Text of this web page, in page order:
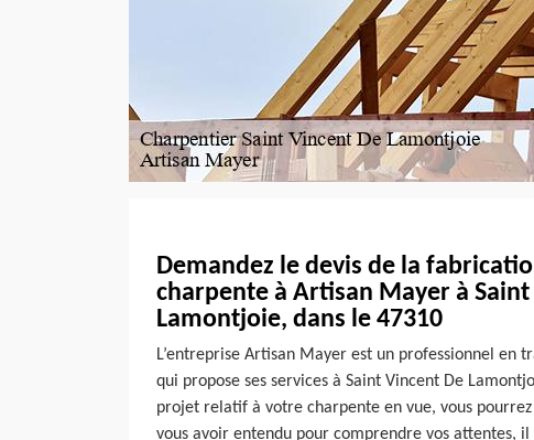
Demandez le devis de la
charpente à Artisan Mayer à
Lamontjoie, dans le 47310
L’entreprise Artisan Mayer est un professionnel en
qui propose ses services à Saint Vincent De
projet relatif à votre charpente en vue, vous
vous avoir entendu pour comprendre vos attentes, il